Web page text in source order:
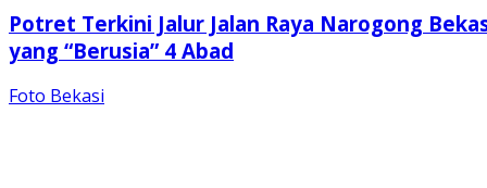
Potret Terkini Jalur Jalan Raya Narogong
yang “Berusia” 4 Abad
Foto Bekasi